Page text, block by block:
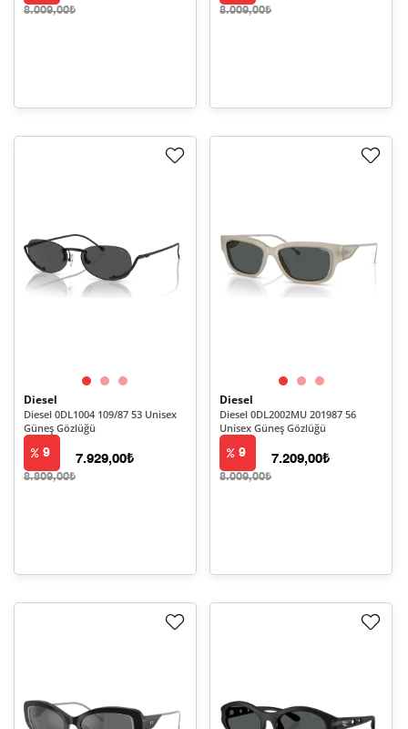
8.009,00₺ 8.009,00₺
Diesel
Diesel 0DL1004 109/87 53 Unisex
Güneş Gözlüğü
9
8.809,00₺
7.929,00₺
Diesel
Diesel 0DL2002MU 201987 56
Unisex Güneş Gözlüğü
9
8.009,00₺
7.209,00₺